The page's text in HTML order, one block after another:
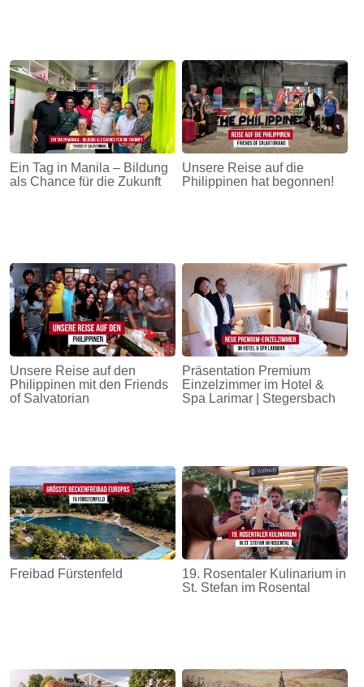
Ein Tag in Manila – Bildung
als Chance für die Zukunft
Unsere Reise auf die
Philippinen hat begonnen!
Unsere Reise auf den
Philippinen mit den Friends
of Salvatorian
Präsentation Premium
Einzelzimmer im Hotel &
Spa Larimar | Stegersbach
Freibad Fürstenfeld
19. Rosentaler Kulinarium in
St. Stefan im Rosental